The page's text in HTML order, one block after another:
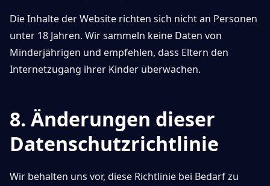
Die Inhalte der Website richten sich nicht an Personen
unter 18 Jahren. Wir sammeln keine Daten von
Minderjährigen und empfehlen, dass Eltern den
Internetzugang ihrer Kinder überwachen.
8. Änderungen dieser
Datenschutzrichtlinie
Wir behalten uns vor, diese Richtlinie bei Bedarf zu